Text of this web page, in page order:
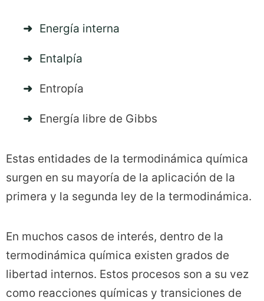
Energía interna
Entalpía
Entropía
Energía libre de Gibbs
Estas entidades de la termodinámica química
surgen en su mayoría de la aplicación de la
primera y la segunda ley de la termodinámica.
En muchos casos de interés, dentro de la
termodinámica química existen grados de
libertad internos. Estos procesos son a su vez
como reacciones químicas y transiciones de